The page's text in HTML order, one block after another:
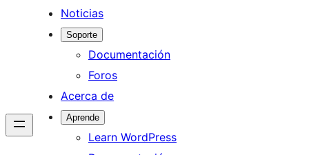
Noticias
Soporte
Documentación
Foros
Acerca de
Aprende
Learn WordPress